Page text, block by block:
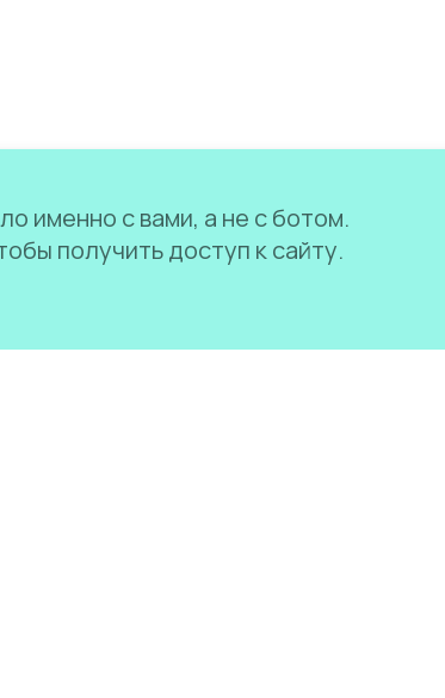
именно с вами, а не с ботом.
получить доступ к сайту.